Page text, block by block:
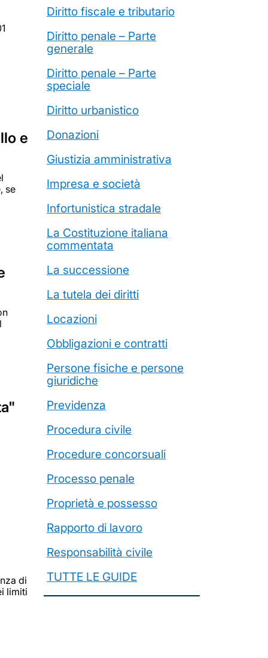
e
se
di
limiti
Diritto fiscale e tributario
Diritto penale – Parte
generale
Diritto penale – Parte
speciale
Diritto urbanistico
Donazioni
Giustizia amministrativa
Impresa e società
Infortunistica stradale
La Costituzione italiana
commentata
La successione
La tutela dei diritti
Locazioni
Obbligazioni e contratti
Persone fisiche e persone
giuridiche
Previdenza
Procedura civile
Procedure concorsuali
Processo penale
Proprietà e possesso
Rapporto di lavoro
Responsabilità civile
TUTTE LE GUIDE